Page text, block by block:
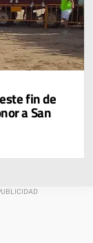
fin de
a San